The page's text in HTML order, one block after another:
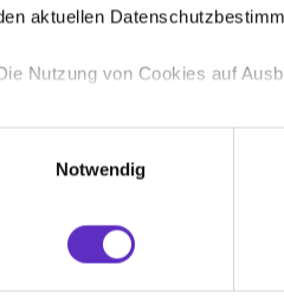
aktuellen
Nutzung von Cookies auf
verwenden Cookies zur
Webseite getroffenen
(„Statistiken“), um Informationen
und Analysen weiterzugeben und
Partner führen diese
Notwendig
zugeschickt